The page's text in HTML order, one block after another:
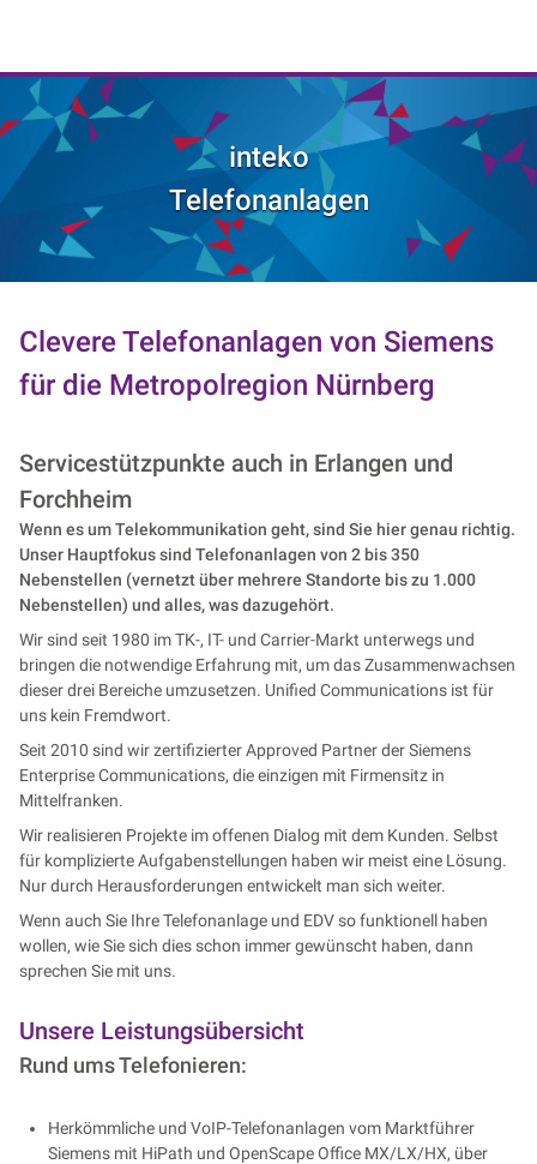
inteko
Telefonanlagen
Clevere Telefonanlagen von Siemens
für die Metropolregion Nürnberg
Servicestützpunkte auch in Erlangen und
Forchheim
Wenn es um Telekommunikation geht, sind Sie hier genau richtig.
Unser Hauptfokus sind Telefonanlagen von 2 bis 350
Nebenstellen (vernetzt über mehrere Standorte bis zu 1.000
Nebenstellen) und alles, was dazugehört.
Wir sind seit 1980 im TK-, IT- und Carrier-Markt unterwegs und
bringen die notwendige Erfahrung mit, um das Zusammenwachsen
dieser drei Bereiche umzusetzen. Unified Communications ist für
uns kein Fremdwort.
Seit 2010 sind wir zertifizierter Approved Partner der Siemens
Enterprise Communications, die einzigen mit Firmensitz in
Mittelfranken.
Wir realisieren Projekte im offenen Dialog mit dem Kunden. Selbst
für komplizierte Aufgabenstellungen haben wir meist eine Lösung.
Nur durch Herausforderungen entwickelt man sich weiter.
Wenn auch Sie Ihre Telefonanlage und EDV so funktionell haben
wollen, wie Sie sich dies schon immer gewünscht haben, dann
sprechen Sie mit uns.
Unsere Leistungsübersicht
Rund ums Telefonieren:
Herkömmliche und VoIP-Telefonanlagen vom Marktführer
Siemens mit HiPath und OpenScape Office MX/LX/HX, über